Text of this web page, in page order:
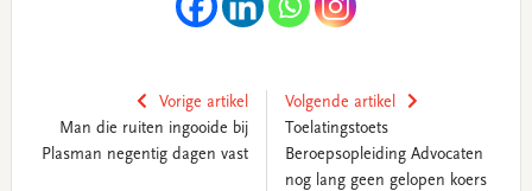
Vorige artikel
Man die ruiten ingooide bij
Plasman negentig dagen vast
Volgende artikel
Toelatingstoets
Beroepsopleiding Advocaten
nog lang geen gelopen koers